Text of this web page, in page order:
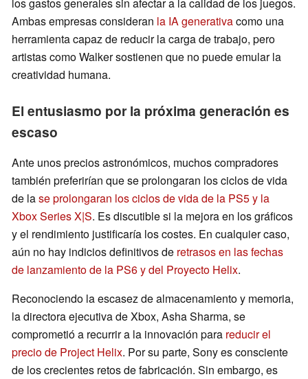
Ambas empresas consideran la IA generativacomo una
herramienta capaz de reducir la carga de trabajo, pero
artistas como Walker sostienen que no puede emular la
creatividad humana.
El entusiasmo por la próxima generación es
escaso
Ante unos precios astronómicos, muchos compradores
también preferirían que se prolongaran los ciclos de vida
de lase prolongaran los ciclos de vida de la PS5 y la
Xbox Series X|S. Es discutible si la mejora en los gráficos
y el rendimiento justificaría los costes. En cualquier caso,
aún no hay indicios definitivos de retrasos en las fechas
de lanzamiento de la PS6 y del Proyecto Helix.
Reconociendo la escasez de almacenamiento y memoria,
la directora ejecutiva de Xbox, Asha Sharma, se
comprometió a recurrir a la innovación para reducir el
precio de Project Helix. Por su parte, Sony es consciente
de los crecientes retos de fabricación. Sin embargo, es